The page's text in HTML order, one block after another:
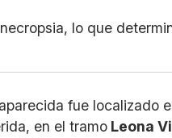
Whatsapp
lo que
fue localizado
en el tramo Leona